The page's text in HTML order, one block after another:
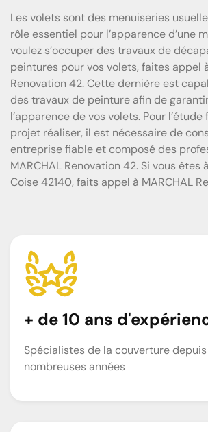
Les volets sont des menuiseries
rôle essentiel pour l’apparence d’une
voulez s’occuper des travaux de
peintures pour vos volets, faites appel
Renovation 42. Cette dernière est
des travaux de peinture afin de
l’apparence de vos volets. Pour
projet réaliser, il est nécessaire de
entreprise fiable et composé des
MARCHAL Renovation 42. Si vous êtes
Coise 42140, faits appel à MARCHAL
+ de 10 ans
Spécialistes de la couverture
nombreuses années